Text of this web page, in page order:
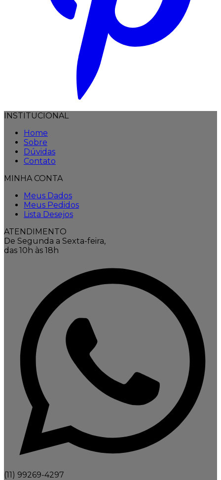
INSTITUCIONAL
Home
Sobre
Dúvidas
Contato
MINHA CONTA
Meus Dados
Meus Pedidos
Lista Desejos
ATENDIMENTO
De Segunda a Sexta-feira,
das 10h às 18h
(11) 99269-4297